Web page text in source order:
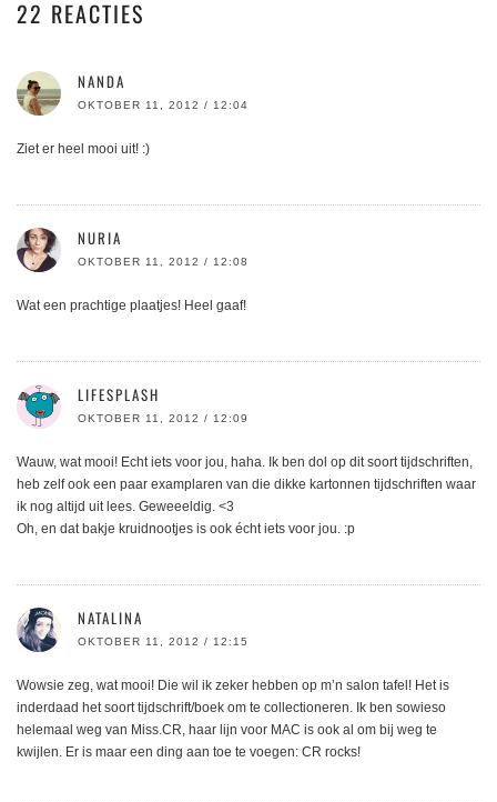
22 REACTIES
NANDA
OKTOBER 11, 2012 / 12:04
Ziet er heel mooi uit! :)
NURIA
OKTOBER 11, 2012 / 12:08
Wat een prachtige plaatjes! Heel gaaf!
LIFESPLASH
OKTOBER 11, 2012 / 12:09
Wauw, wat mooi! Echt iets voor jou, haha. Ik ben dol op dit soort tijdschriften,
heb zelf ook een paar examplaren van die dikke kartonnen tijdschriften waar
ik nog altijd uit lees. Geweeeldig. <3
Oh, en dat bakje kruidnootjes is ook écht iets voor jou. :p
NATALINA
OKTOBER 11, 2012 / 12:15
Wowsie zeg, wat mooi! Die wil ik zeker hebben op m’n salon tafel! Het is
inderdaad het soort tijdschrift/boek om te collectioneren. Ik ben sowieso
helemaal weg van Miss.CR, haar lijn voor MAC is ook al om bij weg te
kwijlen. Er is maar een ding aan toe te voegen: CR rocks!